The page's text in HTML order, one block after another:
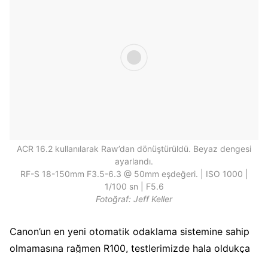
ACR 16.2 kullanılarak Raw’dan dönüştürüldü. Beyaz dengesi
ayarlandı.
RF-S 18-150mm F3.5-6.3 @ 50mm eşdeğeri. | ISO 1000 |
1/100 sn | F5.6
Fotoğraf: Jeff Keller
Canon’un en yeni otomatik odaklama sistemine sahip
olmamasına rağmen R100, testlerimizde hala oldukça